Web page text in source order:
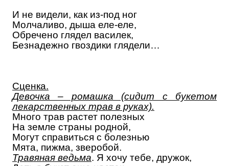
И не видели, как из-под ног
Молчаливо, дыша еле-еле,
Обречено глядел василек,
Безнадежно гвоздики глядели…
Сценка.
Девочка – ромашка (сидит с букетом
лекарственных трав в руках).
Много трав растет полезных
На земле страны родной,
Могут справиться с болезнью
Мята, пижма, зверобой.
Травяная ведьма. Я хочу тебе, дружок,